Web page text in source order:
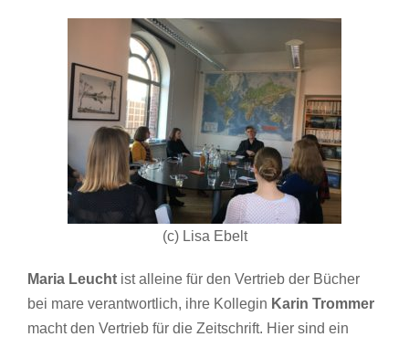
(c) Lisa Ebelt
Maria Leucht ist alleine für den Vertrieb der Bücher
bei mare verantwortlich, ihre Kollegin Karin Trommer
macht den Vertrieb für die Zeitschrift. Hier sind ein